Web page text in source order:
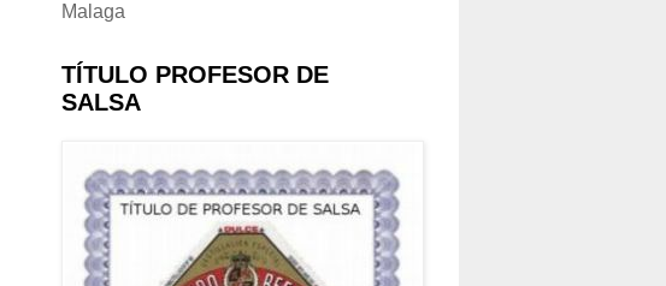
Malaga
TÍTULO PROFESOR DE
SALSA